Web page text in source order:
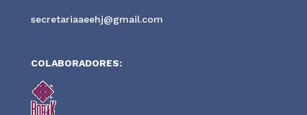
secretariaaeehj@gmail.com
COLABORADORES: